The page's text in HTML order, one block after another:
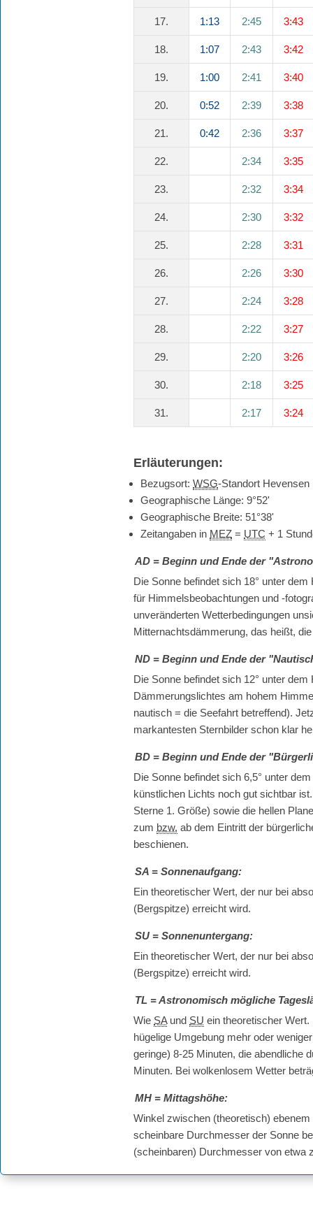
17. 1:13 2:45 3:43
18. 1:07 2:43 3:42
19. 1:00 2:41 3:40
20. 0:52 2:39 3:38
21. 0:42 2:36 3:37
22. 2:34 3:35
23. 2:32 3:34
24. 2:30 3:32
25. 2:28 3:31
26. 2:26 3:30
27. 2:24 3:28
28. 2:22 3:27
29. 2:20 3:26
30. 2:18 3:25
31. 2:17 3:24
Erläuterungen:
Bezugsort: WSG-Standort
Geographische Länge: 9°52'
Geographische Breite: 51°38'
Zeitangaben in MEZ = UTC + 1
AD = Beginn und Ende der
Die Sonne befindet sich 18° unter
für Himmelsbeobachtungen und -
unveränderten Wetterbedingungen
Mitternachtsdämmerung, das heißt,
ND = Beginn und Ende der
Die Sonne befindet sich 12° unter
Dämmerungslichtes am hohem
nautisch = die Seefahrt betreffend).
markantesten Sternbilder schon klar
BD = Beginn und Ende der
Die Sonne befindet sich 6,5° unter
künstlichen Lichts noch gut sichtbar
Sterne 1. Größe) sowie die hellen
zum bzw. ab dem Eintritt der
beschienen.
SA = Sonnenaufgang:
Ein theoretischer Wert, der nur bei
(Bergspitze) erreicht wird.
SU = Sonnenuntergang:
Ein theoretischer Wert, der nur bei
(Bergspitze) erreicht wird.
TL = Astronomisch mögliche
Wie SAund SU ein theoretischer
hügelige Umgebung mehr oder
geringe) 8-25 Minuten, die abendliche
Minuten. Bei wolkenlosem Wetter
MH = Mittagshöhe:
Winkel zwischen (theoretisch)
scheinbare Durchmesser der Sonne
(scheinbaren) Durchmesser von etwa